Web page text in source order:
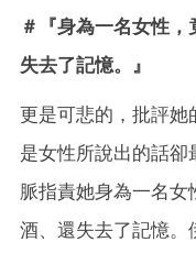
＃『身為一名女性
失去了記憶。』
更是可悲的，批評她
是女性所說出的話
脈指責她身為一名女
酒、還失去了記憶。